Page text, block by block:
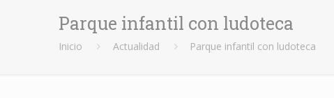
Parque infantil con ludoteca
Inicio Actualidad Parque infantil con ludoteca